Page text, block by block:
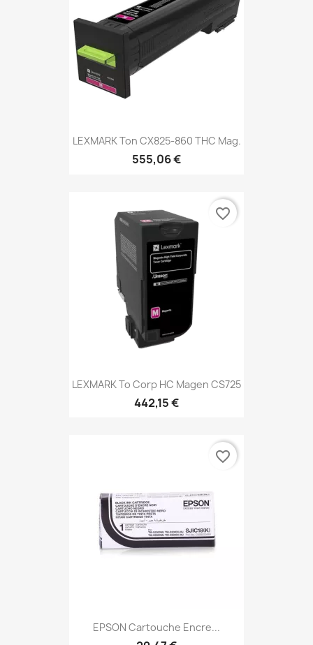
LEXMARK Ton CX825-860 THC Mag.
555,06 €
LEXMARK To Corp HC Magen CS725
442,15 €
favorite_border
EPSON Cartouche Encre...
favorite_border